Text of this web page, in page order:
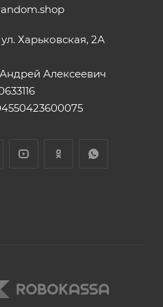
Харьковская, 2А
Алексеевич